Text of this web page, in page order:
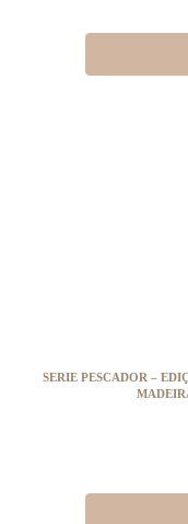
SERIE PESCADOR – EDIÇÃO